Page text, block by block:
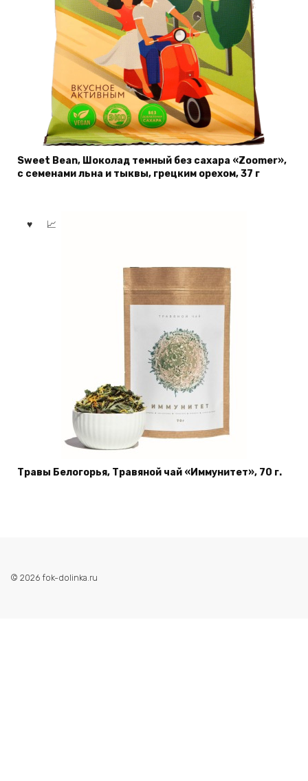
Sweet Bean, Шоколад темный без сахара «Zoomer»,
с семенами льна и тыквы, грецким орехом, 37 г
Травы Белогорья, Травяной чай «Иммунитет», 70 г.
© 2026 fok-dolinka.ru